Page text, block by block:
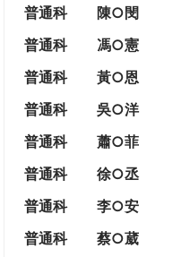
普通科
陳○閔
普通科
馮○憲
普通科
黃○恩
普通科 吳○洋
普通科
蕭○菲
普通科
徐○丞
普通科
李○安
普通科
蔡○葳